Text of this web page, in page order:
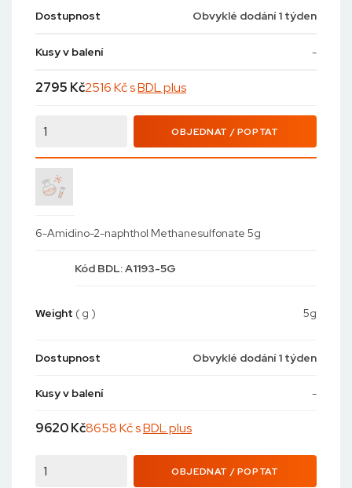
Dostupnost Obvyklé dodání 1 týden
Kusy v balení -
2795 Kč2516 Kč sBDL plus
OBJEDNAT / POPTAT
6-Amidino-2-naphthol Methanesulfonate 5g
Kód BDL: A1193-5G
Weight ( g ) 5g
Dostupnost Obvyklé dodání 1 týden
Kusy v balení -
9620Kč8658 Kč sBDL plus
OBJEDNAT / POPTAT